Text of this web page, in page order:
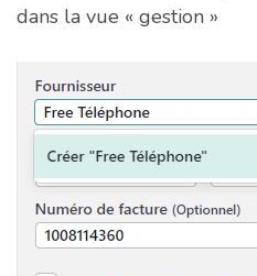
dans la vue « gestion »